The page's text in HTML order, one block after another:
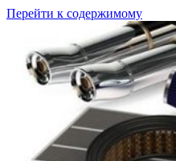
Перейти к содержимому